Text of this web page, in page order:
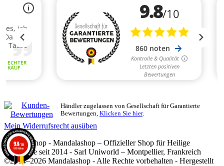
Händler zugelassen von Gesellschaft für Garantierte
Bewertungen, Klicken Sie hier.
Mein Widerrufsrecht ausüben
Mandalashop - Mandalashop – Offizieller Shop für Heilige
Geometrie seit 2014 - Sarl Uniworld – Montpellier, Frankreich
©2014–2026 Mandalashop - Alle Rechte vorbehalten - Hergestellt
9.8/10
860 Noten